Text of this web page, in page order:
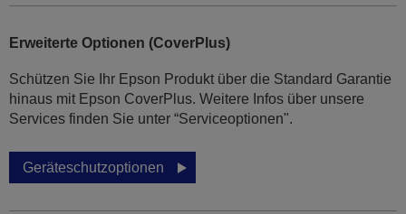
Erweiterte Optionen (CoverPlus)
Schützen Sie Ihr Epson Produkt über die Standard Garantie
hinaus mit Epson CoverPlus. Weitere Infos über unsere
Services finden Sie unter “Serviceoptionen".
Geräteschutzoptionen